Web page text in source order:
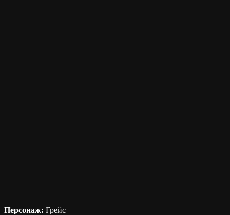
Персонаж: Грейс